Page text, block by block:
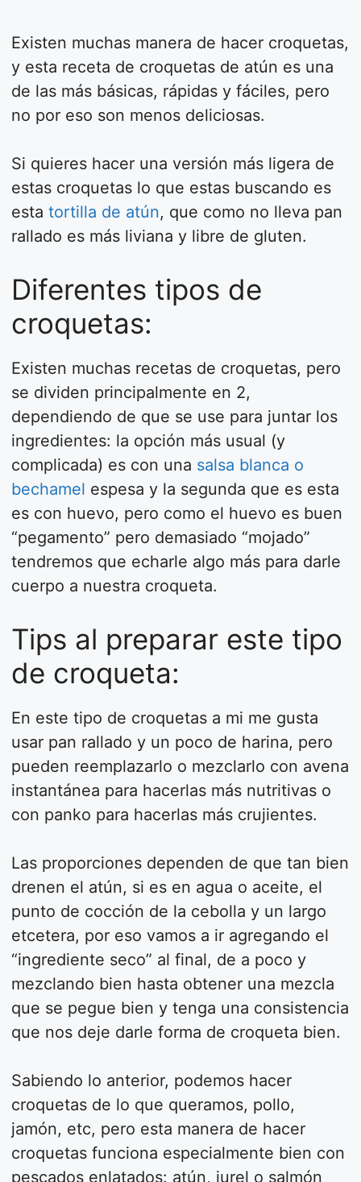
Existen muchas manera de hacer croquetas,
y esta receta de croquetas de atún es una
de las más básicas, rápidas y fáciles, pero
no por eso son menos deliciosas.
Si quieres hacer una versión más ligera de
estas croquetas lo que estas buscando es
estatortilla de atún, que como no lleva pan
rallado es más liviana y libre de gluten.
Diferentes tipos de
croquetas:
Existen muchas recetas de croquetas, pero
se dividen principalmente en 2,
dependiendo de que se use para juntar los
ingredientes: la opción más usual (y
complicada) es con una salsa blanca o
bechamel espesa y la segunda que es esta
es con huevo, pero como el huevo es buen
“pegamento” pero demasiado “mojado”
tendremos que echarle algo más para darle
cuerpo a nuestra croqueta.
Tips al preparar este tipo
de croqueta:
En este tipo de croquetas a mi me gusta
usar pan rallado y un poco de harina, pero
pueden reemplazarlo o mezclarlo con avena
instantánea para hacerlas más nutritivas o
con panko para hacerlas más crujientes.
Las proporciones dependen de que tan bien
drenen el atún, si es en agua o aceite, el
punto de cocción de la cebolla y un largo
etcetera, por eso vamos a ir agregando el
“ingrediente seco” al final, de a poco y
mezclando bien hasta obtener una mezcla
que se pegue bien y tenga una consistencia
que nos deje darle forma de croqueta bien.
Sabiendo lo anterior, podemos hacer
croquetas de lo que queramos, pollo,
jamón, etc, pero esta manera de hacer
croquetas funciona especialmente bien con
pescados enlatados: atún, jurel o salmón